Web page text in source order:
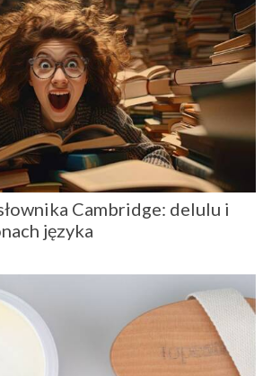
Cambridge: delulu i
języka